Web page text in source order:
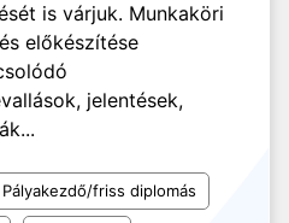
is várjuk. Munkaköri
előkészítése
jelentések,
Pályakezdő/friss diplomás